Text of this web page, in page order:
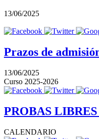
13/06/2025
Prazos de
13/06/2025
Curso 2025-2026
PROBAS LIBRES
CALENDARIO